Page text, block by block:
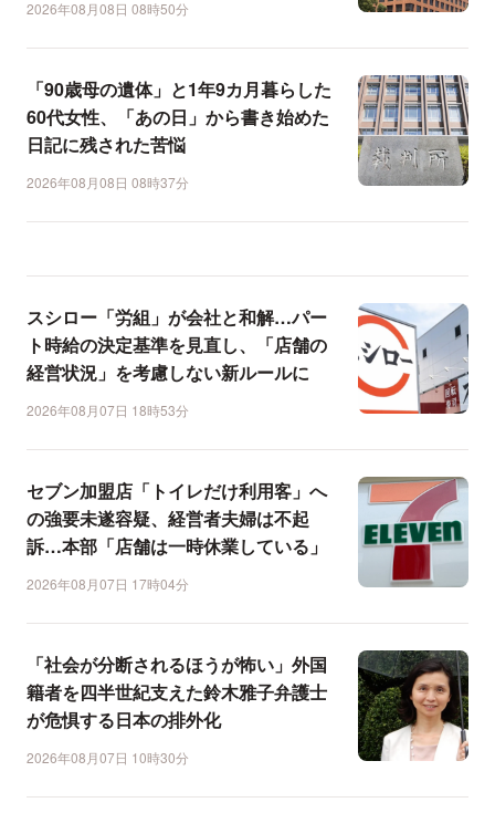
2026年08月08日 08時50分
「90歳母の遺体」と1年9カ月暮らした
60代女性、「あの日」から書き始めた
日記に残された苦悩
2026年08月08日 08時37分
スシロー「労組」が会社と和解…パー
ト時給の決定基準を見直し、「店舗の
経営状況」を考慮しない新ルールに
2026年08月07日 18時53分
セブン加盟店「トイレだけ利用客」へ
の強要未遂容疑、経営者夫婦は不起
訴…本部「店舗は一時休業している」
2026年08月07日 17時04分
「社会が分断されるほうが怖い」外国
籍者を四半世紀支えた鈴木雅子弁護士
が危惧する日本の排外化
2026年08月07日 10時30分